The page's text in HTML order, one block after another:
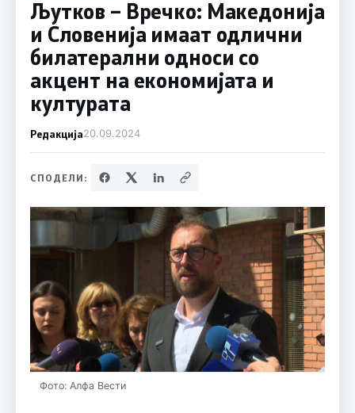
Љутков – Вречко: Македонија
и Словенија имаат одлични
билатерални односи со
акцент на економијата и
културата
Редакција20.09.2024
СПОДЕЛИ:
Фото: Алфа Вести